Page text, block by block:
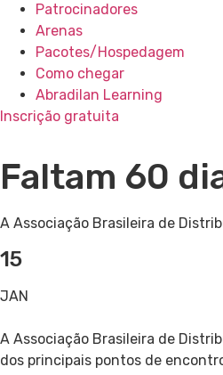
Patrocinadores
Arenas
Pacotes/Hospedagem
Como chegar
Abradilan Learning
Inscrição gratuita
Faltam 60
A Associação Brasileira de
15
JAN
A Associação Brasileira de
dos principais pontos de